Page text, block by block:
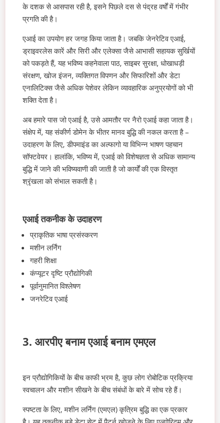
के दशक से आसपास रही है, इसने पिछले दस से पंद्रह वर्षों में गंभीर
प्रगति की है।
एआई का उपयोग हर जगह किया जाता है। जबकि जेनरेटिव एआई,
ड्राइवरलेस कारें और सिरी और एलेक्सा जैसे आभासी सहायक सुर्खियों
को पकड़ते हैं, यह भविष्य कहनेवाला पाठ, साइबर सुरक्षा, धोखाधड़ी
संरक्षण, खोज इंजन, व्यक्तिगत विपणन और सिफारिशों और डेटा
एनालिटिक्स जैसे अधिक पेशेवर लेकिन व्यावहारिक अनुप्रयोगों को भी
शक्ति देता है।
अब हमारे पास जो एआई है, उसे आमतौर पर नैरो एआई कहा जाता है।
संक्षेप में, यह संकीर्ण डोमेन के भीतर मानव बुद्धि की नकल करता है –
उदाहरण के लिए, डीपमाइंड का अल्फागो या विभिन्न भाषण पहचान
सॉफ्टवेयर। हालांकि, भविष्य में, एआई को विशेषज्ञता से अधिक सामान्य
बुद्धि में जाने की भविष्यवाणी की जाती है जो कार्यों की एक विस्तृत
श्रृंखला को संभाल सकती है।
एआई तकनीक के उदाहरण
प्राकृतिक भाषा प्रसंस्करण
मशीन लर्निंग
गहरी शिक्षा
कंप्यूटर दृष्टि प्रौद्योगिकी
पूर्वानुमानित विश्लेषण
जनरेटिव एआई
3. आरपीए बनाम एआई बनाम एमएल
इन प्रौद्योगिकियों के बीच काफी भ्रम है, कुछ लोग रोबोटिक प्रक्रिया
स्वचालन और मशीन सीखने के बीच संबंधों के बारे में सोच रहे हैं।
स्पष्टता के लिए, मशीन लर्निंग (एमएल) कृत्रिम बुद्धि का एक प्रकार